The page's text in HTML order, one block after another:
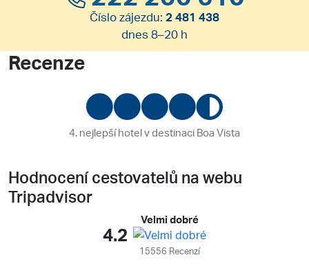
Číslo zájezdu: 2 481 438
dnes 8–20 h
Recenze
4. nejlepší hotel v destinaci Boa Vista
Hodnocení cestovatelů na webu
Tripadvisor
4.2
Velmi dobré
15556 Recenzí